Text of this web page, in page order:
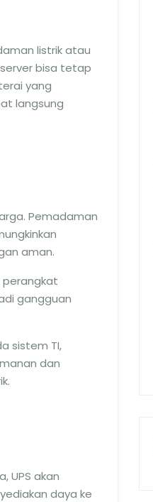
listrik atau
bisa tetap
yang
langsung
Pemadaman
aman.
perangkat
gangguan
sistem TI,
dan
UPS akan
daya ke